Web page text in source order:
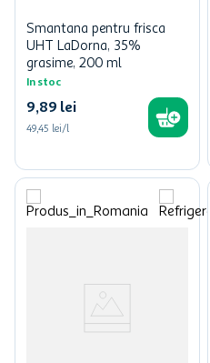
Smantana pentru frisca
UHT LaDorna, 35%
grasime, 200 ml
In stoc
9,89 lei
49,45 lei/l